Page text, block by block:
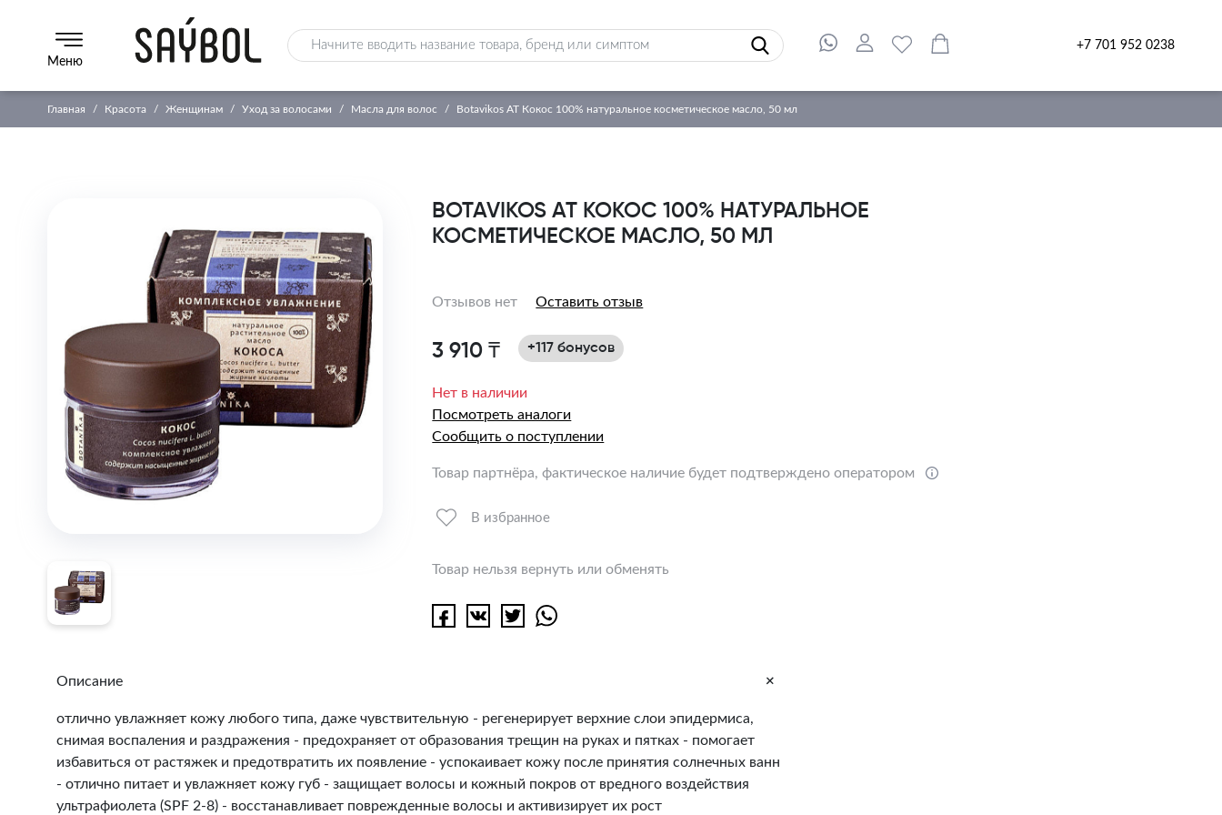
Меню
+7 701 952 0238
Главная Красота Женщинам Уход за волосами Масла для волос Botavikos AT Кокос 100% натуральное косметическое масло, 50 мл
BOTAVIKOS AT КОКОС 100% НАТУРАЛЬНОЕ
КОСМЕТИЧЕСКОЕ МАСЛО, 50 МЛ
Отзывов нет Оставить отзыв
3 910 ₸ +117 бонусов
Нет в наличии
Посмотреть аналоги
Сообщить о поступлении
Товар партнёра, фактическое наличие будет подтверждено оператором
В избранное
Товар нельзя вернуть или обменять
Описание +
отлично увлажняет кожу любого типа, даже чувствительную - регенерирует верхние слои эпидермиса,
снимая воспаления и раздражения - предохраняет от образования трещин на руках и пятках - помогает
избавиться от растяжек и предотвратить их появление - успокаивает кожу после принятия солнечных ванн
- отлично питает и увлажняет кожу губ - защищает волосы и кожный покров от вредного воздействия
ультрафиолета (SPF 2-8) - восстанавливает поврежденные волосы и активизирует их рост